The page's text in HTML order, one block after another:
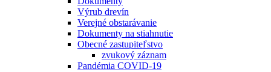
Výrub drevín
Verejné obstarávanie
Dokumenty na stiahnutie
Obecné zastupiteľstvo
zvukový záznam
Pandémia COVID-19